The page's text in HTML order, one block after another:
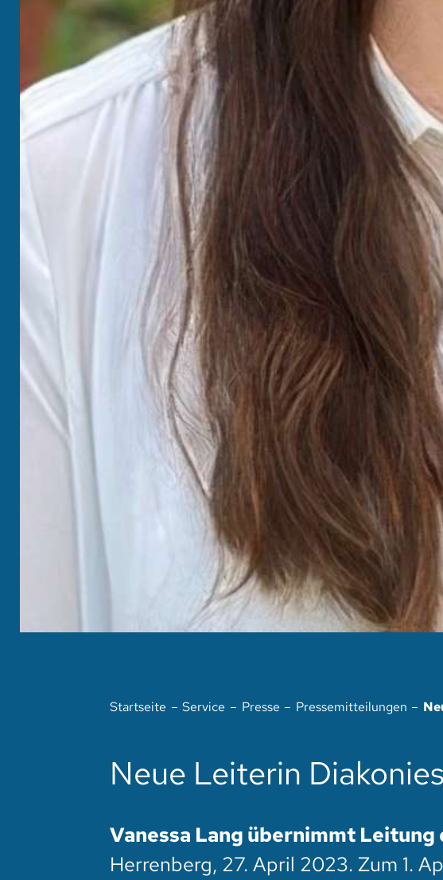
Startseite Service Presse Pressemitteilungen
Neue Leiterin
Vanessa Lang übernimmt
Herrenberg, 27. April 2023. Zum 1.